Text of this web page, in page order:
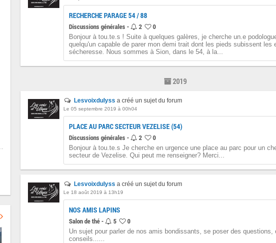
RECHERCHE PARAGE 54 / 88
Discussions générales - 2 0
Bonjour à tou.te.s ! Suite à quelques galères, je cherche un.e
quelqu'un capable de parer mon demi trait dont les pieds subissent les
sécheresse. Nous sommes à Sion, dans le 54, à la...
2019
Lesvoixdulyss a créé un sujet du forum
Le 05 septembre 2019 à 00h04
PLACE AU PARC SECTEUR VEZELISE (54)
Discussions générales - 2 0
Bonjour à tou.te.s Je cherche en urgence une place au parc pour un
secteur de Vezelise. Qui peut me renseigner? Merci...
Lesvoixdulyss a créé un sujet du forum
Le 18 août 2019 à 13h19
NOS AMIS LAPINS
Salon de thé - 5 0
Un sujet pour parler de nos amis bondissants, se poser des questions,
conseils......